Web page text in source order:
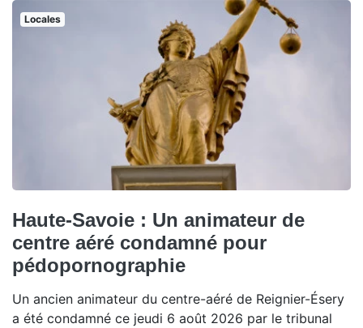
Locales
Haute-Savoie : Un animateur de
centre aéré condamné pour
pédopornographie
Un ancien animateur du centre-aéré de Reignier-Ésery
a été condamné ce jeudi 6 août 2026 par le tribunal